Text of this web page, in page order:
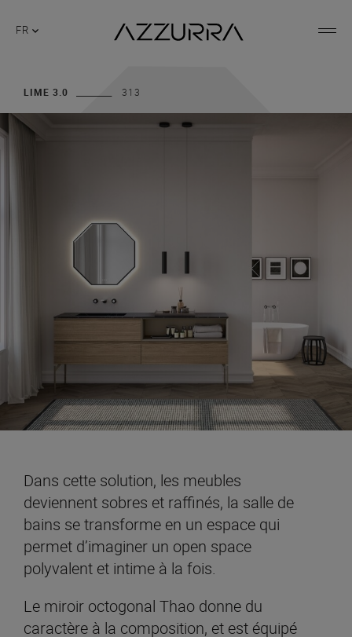
FR
LIME 3.0 313
Dans cette solution, les meubles
deviennent sobres et raffinés, la salle de
bains se transforme en un espace qui
permet d’imaginer un open space
polyvalent et intime à la fois.
Le miroir octogonal Thao donne du
caractère à la composition, et est équipé